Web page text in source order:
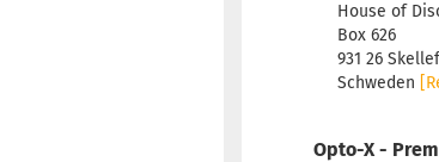
House of
Box 626
931 26
Schweden
Opto-X -